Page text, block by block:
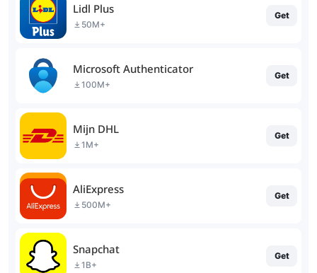
Lidl Plus
50M+
Get
Microsoft Authenticator
100M+
Get
Mijn DHL
1M+
Get
AliExpress
500M+
Get
Snapchat
1B+
Get